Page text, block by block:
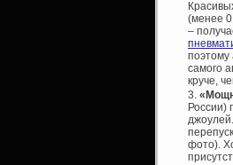
(менее
–
поэтому
самого
круче,
России)
фото).